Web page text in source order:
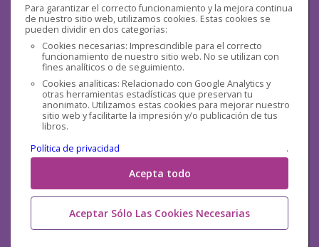
Para garantizar el correcto funcionamiento y la mejora continua
de nuestro sitio web, utilizamos cookies. Estas cookies se
pueden dividir en dos categorías:
Cookies necesarias: Imprescindible para el correcto
funcionamiento de nuestro sitio web. No se utilizan con
fines analíticos o de seguimiento.
Cookies analíticas: Relacionado con Google Analytics y
otras herramientas estadísticas que preservan tu
anonimato. Utilizamos estas cookies para mejorar nuestro
sitio web y facilitarte la impresión y/o publicación de tus
libros.
Política de privacidad
.
Acepta todo
Aceptar Sólo Las Cookies Necesarias
Seguridad
Redes sociales